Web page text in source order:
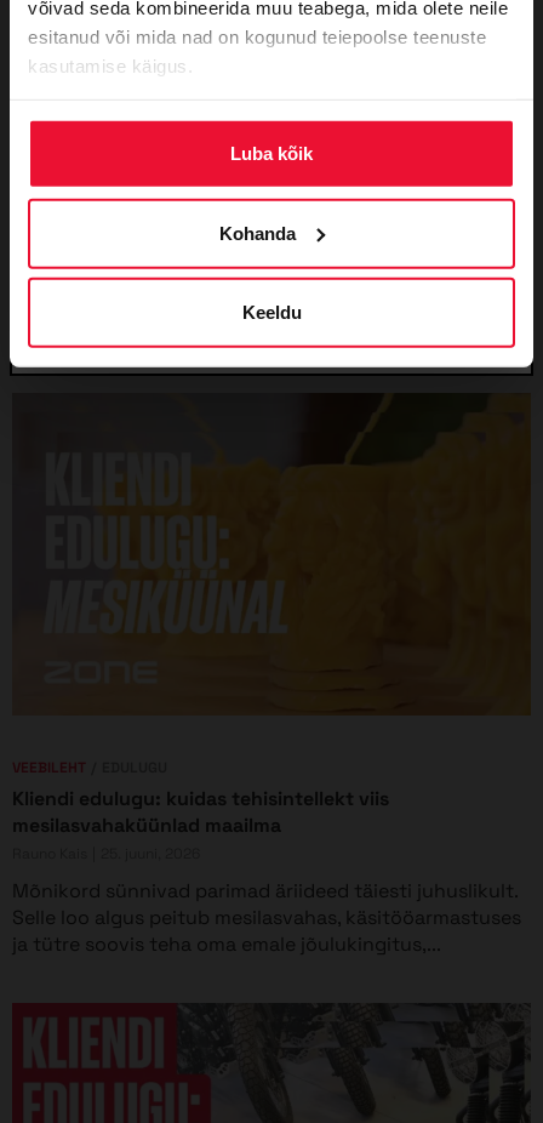
võivad seda kombineerida muu teabega, mida olete neile
esitanud või mida nad on kogunud teiepoolse teenuste
kasutamise käigus.
Luba kõik
Kohanda
Keeldu
Partner soovitab: turvapluginast üksi ei piisa
tõenäoliselt paigaldanud ka mõne turvaplugina.
Tavaliselt on see üks esimesi samme veebilehe
VEEBILEHT
Kliendi edulugu: kuidas tehisintellekt viis
mesilasvahaküünlad maailma
Mõnikord sünnivad parimad äriideed täiesti juhuslikult.
Selle loo algus peitub mesilasvahas, käsitööarmastuses
ja tütre soovis teha oma emale jõulukingitus,...
täpsemat sisu saatma.
Domeenidest
Turundusest
Boonus- ja sooduskoodid